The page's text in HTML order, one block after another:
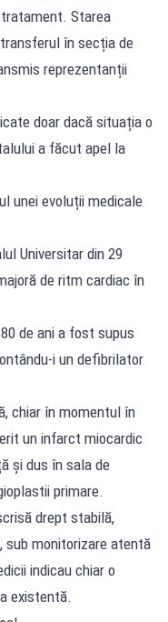
Starea
în secția de
reprezentanții
doar dacă situația o
a făcut apel la
unei evoluții medicale
Universitar din 29
de ritm cardiac în
de ani a fost supus
i un defibrilator
chiar în momentul în
un infarct miocardic
și dus în sala de
primare.
drept stabilă,
monitorizare atentă
indicau chiar o
existentă.